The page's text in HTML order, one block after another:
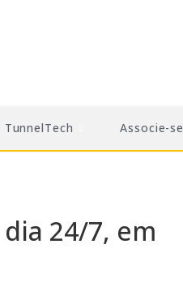
TunnelTech Associe-se
24/7, em